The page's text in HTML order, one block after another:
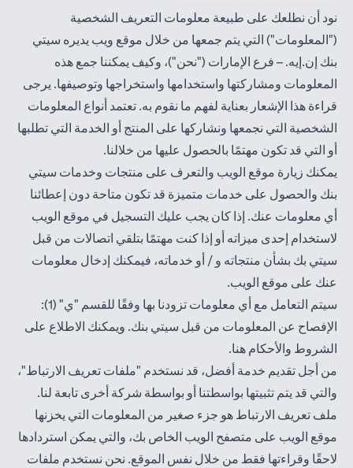
نود أن نطلعك على طبيعة معلومات التعريف الشخصية
("المعلومات") التي يتم جمعها من خلال موقع ويب يديره سيتي
بنك إن.إيه. – فرع الإمارات ("نحن")، وكيف يمكننا جمع هذه
المعلومات ومشاركتها واستخدامها واستخراجها وتوصيفها. يرجى
قراءة هذا الإشعار بعناية لفهم ما نقوم به. تعتمد أنواع المعلومات
الشخصية التي نجمعها ونشاركها على المنتج أو الخدمة التي تطلبها
أو التي قد تكون مهتمًا بالحصول عليها من خلالنا.
يمكنك زيارة موقع الويب والتعرف على منتجات وخدمات سيتي
بنك والحصول على خدمات متميزة قد تكون متاحة دون إعطائنا
أي معلومات عنك. إذا كان يجب عليك التسجيل في موقع الويب
لاستخدام إحدى ميزاته أو إذا كنت مهتمًا بتلقي اتصالات من قبل
سيتي بك بشأن منتجاته و / أو خدماته، فيمكنك إدخال معلومات
عنك على موقع الويب.
سيتم التعامل مع أي معلومات تزودنا بها وفقًا للقسم "ي" (1):
الإفصاح عن المعلومات من قبل سيتي بنك. ويمكنك الاطلاع على
الشروط والأحكام هنا(opens in a new tab).
من أجل تقديم خدمة أفضل، قد نستخدم "ملفات تعريف الارتباط"،
والتي قد يتم تثبيتها بواسطتنا أو بواسطة شركة أخرى تابعة لنا.
ملف تعريف الارتباط هو جزء صغير من المعلومات التي يخزنها
موقع الويب على متصفح الويب الخاص بك، والتي يمكن استردادها
لاحقًا وقراءتها فقط من خلال نفس الموقع. نحن نستخدم ملفات